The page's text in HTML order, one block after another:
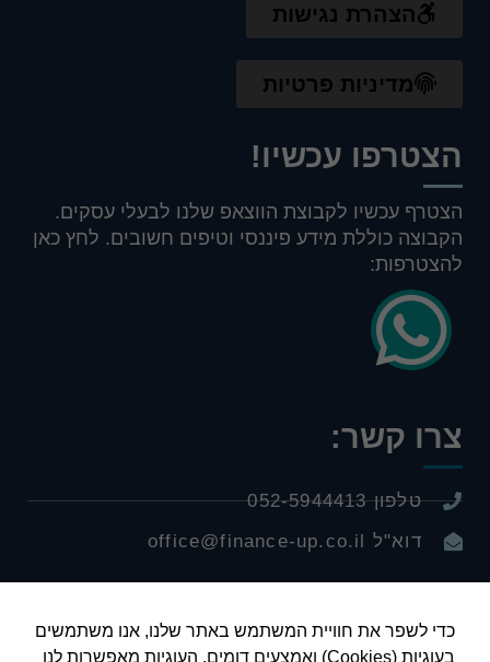
הצהרת נגישות
מדיניות פרטיות
הצטרפו עכשיו!
הצטרף עכשיו לקבוצת הווצאפ שלנו לבעלי עסקים.
הקבוצה כוללת מידע פיננסי וטיפים חשובים. לחץ כאן
להצטרפות:
צרו קשר:
טלפון 052-5944413
דוא"ל office@finance-up.co.il
כדי לשפר את חוויית המשתמש באתר שלנו, אנו משתמשים
בעוגיות (Cookies) ואמצעים דומים. העוגיות מאפשרות לנו